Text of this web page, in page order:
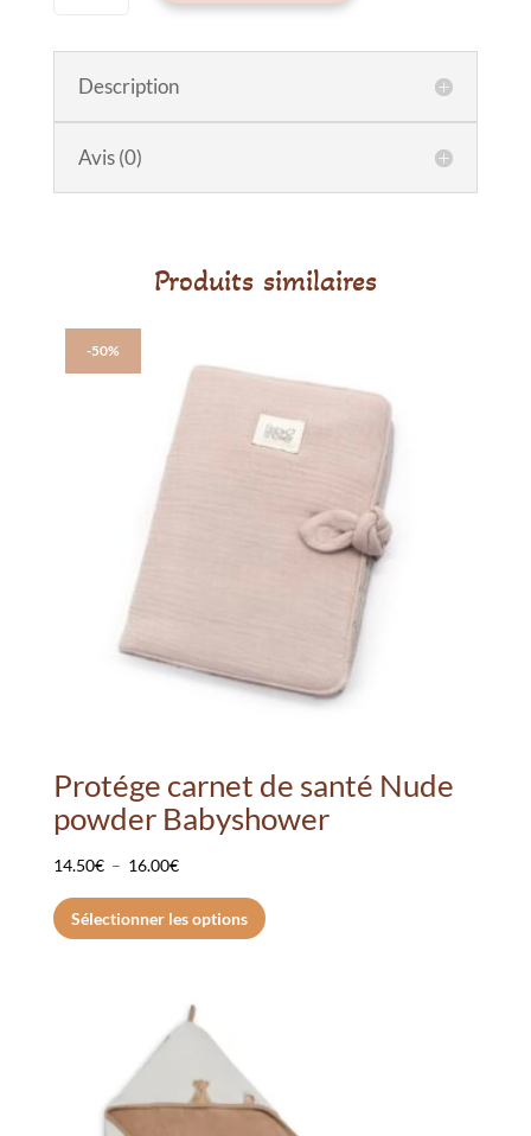
huileux
BIO
Propos’Nature
Description
Avis (0)
Produits similaires
-50%
Protége carnet de santé Nude
powder Babyshower
14.50€ – 16.00€Plage
de
prix :
16.00€
Sélectionner les options
produit
peuvent